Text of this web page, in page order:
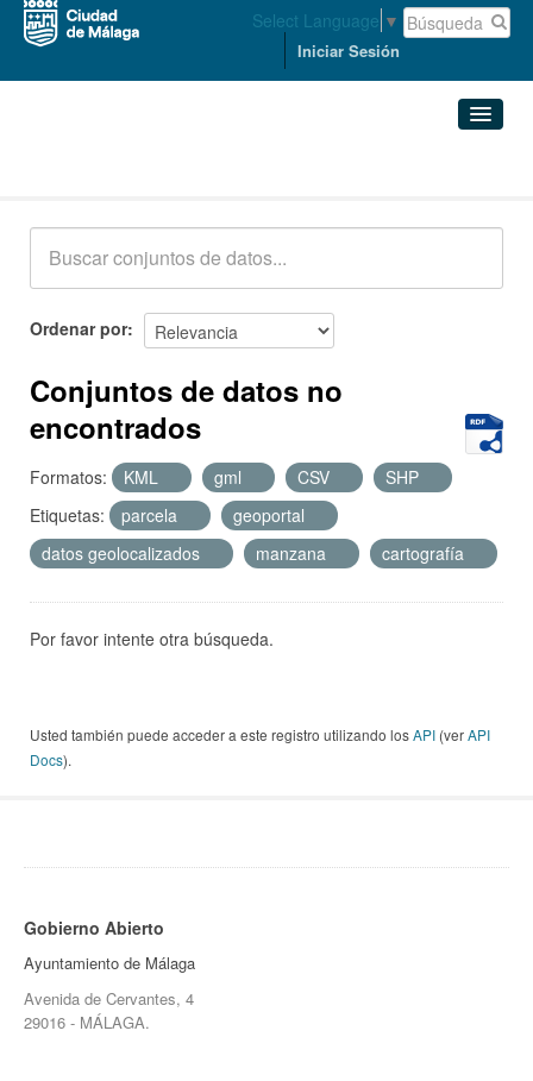
Select Language ▼
Iniciar Sesión
Acerca de
Ordenar por
Conjuntos de datos no
encontrados
Formatos: KML gml CSV
SHP
Etiquetas:
parcela
geoportal
datos geolocalizados
manzana cartografía
Por favor intente otra búsqueda.
Usted también puede acceder a este registro utilizando losAPI (verAPI
Docs).
Gobierno Abierto
Ayuntamiento de Málaga
Avenida de Cervantes, 4
29016 - MÁLAGA.